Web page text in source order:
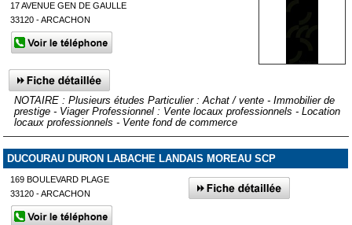
17 AVENUE GEN DE GAULLE
33120 - ARCACHON
NOTAIRE : Plusieurs études Particulier : Achat / vente - Immobilier de
prestige - Viager Professionnel : Vente locaux professionnels - Location
locaux professionnels - Vente fond de commerce
DUCOURAU DURON LABACHE LANDAIS MOREAU SCP
169 BOULEVARD PLAGE
33120 - ARCACHON